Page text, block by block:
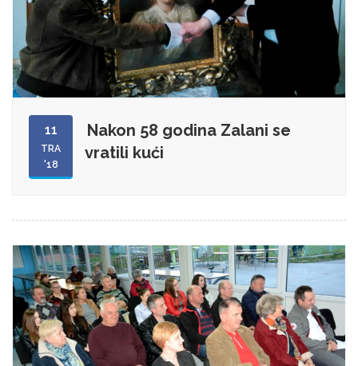
11
TRA
'18
Nakon 58 godina Zalani se
vratili kući